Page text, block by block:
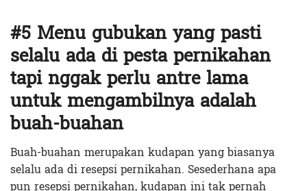
#5 Menu gubukan yang pasti
selalu ada di pesta pernikahan
tapi nggak perlu antre lama
untuk mengambilnya adalah
buah-buahan
Buah-buahan merupakan kudapan yang biasanya
selalu ada di resepsi pernikahan. Sesederhana apa
pun resepsi pernikahan, kudapan ini tak pernah